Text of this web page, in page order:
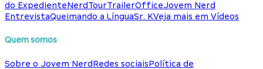
do ExpedienteNerdTourTrailerOfficeJovem Nerd
EntrevistaQueimando a LínguaSr. KVeja mais em Vídeos
Quem somos
Sobre o Jovem NerdRedes sociaisPolítica de